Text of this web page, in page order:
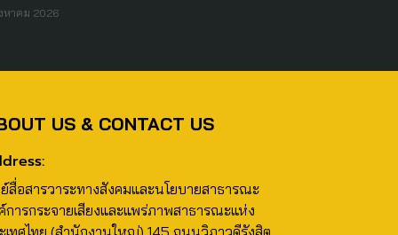
หาคม 2026
US & CONTACT US
สื่อสารวาระทางสังคมและนโยบายสาธารณะ
การกระจายเสียงและแพร่ภาพสาธารณะแห่ง